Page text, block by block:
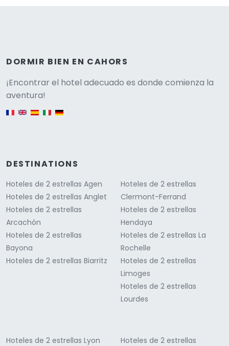
DORMIR BIEN EN CAHORS
¡Encontrar el hotel adecuado es donde comienza la
aventura!
DESTINATIONS
Hoteles de 2 estrellas Agen
Hoteles de 2 estrellas Anglet
Hoteles de 2 estrellas
Arcachón
Hoteles de 2 estrellas
Bayona
Hoteles de 2 estrellas Biarritz
Hoteles de 2 estrellas
Clermont-Ferrand
Hoteles de 2 estrellas
Hendaya
Hoteles de 2 estrellas La
Rochelle
Hoteles de 2 estrellas
Limoges
Hoteles de 2 estrellas
Lourdes
Hoteles de 2 estrellas Lyon
Hoteles de 2 estrellas